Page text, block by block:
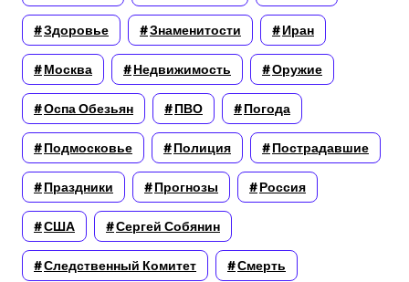
Здоровье Знаменитости Иран
Москва Недвижимость Оружие
Оспа Обезьян ПВО Погода
Подмосковье Полиция Пострадавшие
Праздники Прогнозы Россия
США Сергей Собянин
Следственный Комитет Смерть